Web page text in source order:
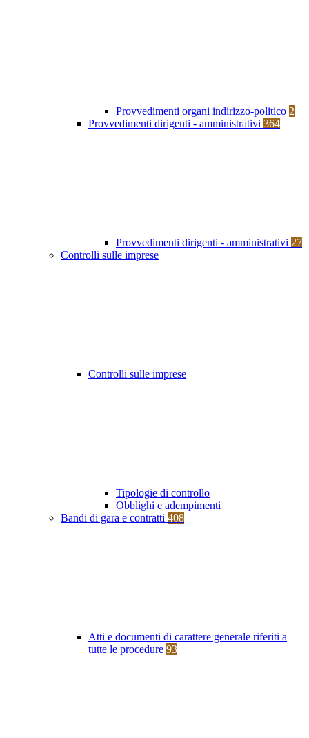
Provvedimenti organi indirizzo-politico 2
Provvedimenti dirigenti - amministrativi 364
Provvedimenti dirigenti - amministrativi 27
Controlli sulle imprese
Controlli sulle imprese
Tipologie di controllo
Obblighi e adempimenti
Bandi di gara e contratti 408
Atti e documenti di carattere generale riferiti a
tutte le procedure 93